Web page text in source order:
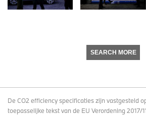
SEARCH MORE
De CO2 efficiency specificaties zijn vastgesteld
toepasselijke tekst van de EU Verordening 2017/